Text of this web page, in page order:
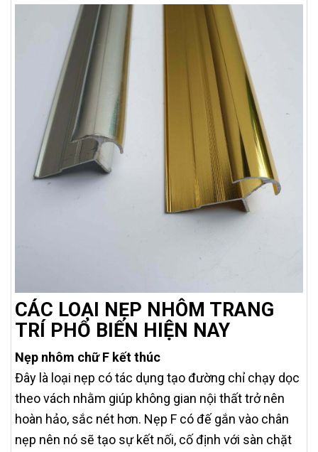
CÁC LOẠI NẸP NHÔM TRANG
TRÍ PHỔ BIẾN HIỆN NAY
Nẹp nhôm chữ F kết thúc
Đây là loại nẹp có tác dụng tạo đường chỉ chạy dọc
theo vách nhằm giúp không gian nội thất trở nên
hoàn hảo, sắc nét hơn. Nẹp F có đế gắn vào chân
nẹp nên nó sẽ tạo sự kết nối, cố định với sàn chặt